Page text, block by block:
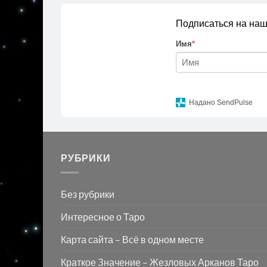
Подписаться на
Имя*
Надано SendPulse
РУБРИКИ
Без рубрики
Интересное о Таро
Карта сайта – Всё в одном месте
Краткое Значение – Жезловых Арканов Таро